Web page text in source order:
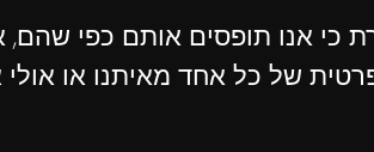
כי אנו תופסים אותם כפי שהם,
של כל אחד מאיתנו או אולי